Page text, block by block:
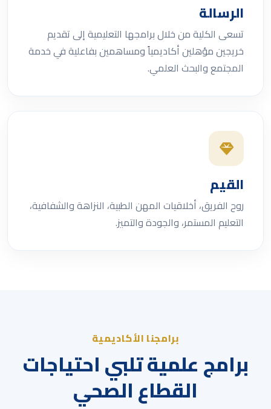
الرسالة
تسعى الكلية من خلال برامجها التعليمية إلى تقديم
خريجين مؤهلين أكاديمياً ومساهمين بفاعلية في خدمة
المجتمع والبحث العلمي.
القيم
روح الفريق، أخلاقيات المهن الطبية، النزاهة والشفافية،
التعليم المستمر، والجودة والتميز.
برامجنا الأكاديمية
برامج علمية تلبي احتياجات
القطاع الصحي